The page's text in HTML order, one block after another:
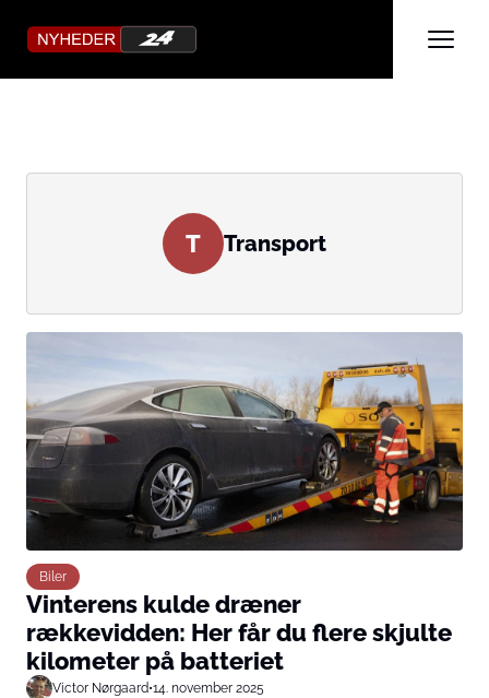
T Transport
Biler
Vinterens kulde dræner
rækkevidden: Her får du flere skjulte
kilometer på batteriet
Victor Nørgaard•14. november 2025